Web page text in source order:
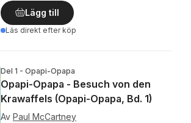
Lägg till
Läs direkt efter köp
Del 1 - Opapi-Opapa
Opapi-Opapa - Besuch von den
Krawaffels (Opapi-Opapa, Bd. 1)
Av Paul McCartney